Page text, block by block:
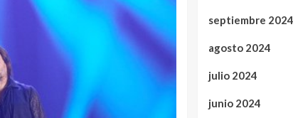
septiembre 2024
agosto 2024
julio 2024
junio 2024